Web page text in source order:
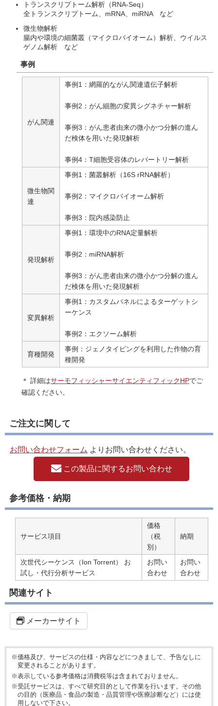
トランスクリプトーム解析（RNA-Seq）
全トランスクリプトーム、mRNA、miRNA など
微生物解析
腸内や環境の細菌叢（マイクロバイオーム）解析、ウイルス
ゲノム解析 など
事例
がん関連
事例1：網羅的ながん関連遺伝子解析
事例2：がん細胞の変異シグネチャー解析
事例3：がん患者由来の微小かつ分解の進ん
だ検体を用いた発現解析
事例4：T細胞受容体のレパートリー解析
微生物関
連
事例1：菌叢解析（16S rRNA解析）
事例2：マイクロバイオーム解析
事例3：院内感染防止
発現解析
事例1：環境中のRNA定量解析
事例2：miRNA解析
事例3：がん患者由来の微小かつ分解の進ん
だ検体を用いた発現解析
変異解析
事例1：カスタムパネルによるターゲットシ
ーケンス
事例2：エクソーム解析
育種開発
事例：ジェノタイピングを利用した作物の育
種開発
＊ 詳細はサーモフィッシャーサイエンティフィックHPでご
確認ください。
ご注文に関して
お問い合わせフォーム よりお問い合わせください。
この製品に関するお問い合わせ
参考価格・納期
サービス項目
価格
（税
別）
納期
次世代シーケンス（Ion Torrent） お
試し・代行分析サービス
お問い
合わせ
お問い
合わせ
関連サイト
メーカーサイト
※価格及び、サービスの仕様・内容などにつきまして、予告なしに
変更されることがあります。
※表示している参考価格は消費税等は含まれておりません。
※受託サービスは、すべて研究目的として作業を行います。その他
の目的（医療品・食品の製造・品質管理や医療診断など）には使
用しないで下さい。